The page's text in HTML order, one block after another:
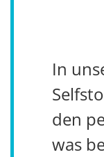
In
den
was